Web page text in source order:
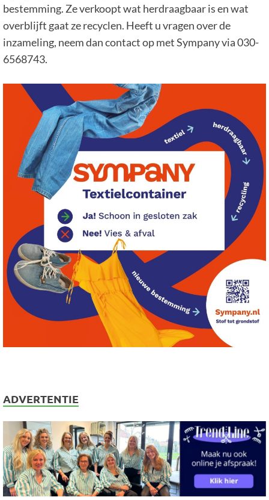
bestemming. Ze verkoopt wat herdraagbaar is en wat
overblijft gaat ze recyclen. Heeft u vragen over de
inzameling, neem dan contact op met Sympany via 030-
6568743.
ADVERTENTIE